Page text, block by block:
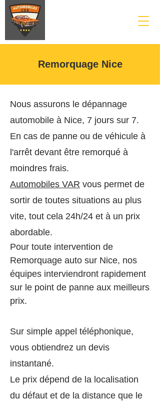
Remorquage Nice
Nous assurons le dépannage
automobile à Nice, 7 jours sur 7.
En cas de panne ou de véhicule à
l'arrêt devant être remorqué à
moindres frais.
Automobiles VAR vous permet de
sortir de toutes situations au plus
vite, tout cela 24h/24 et à un prix
abordable.
Pour toute intervention de
Remorquage auto sur Nice, nos
équipes interviendront rapidement
sur le point de panne aux meilleurs
prix.
Sur simple appel téléphonique,
vous obtiendrez un devis
instantané.
Le prix dépend de la localisation
du défaut et de la distance que le